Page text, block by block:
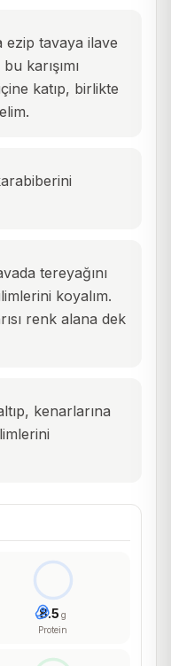
ezip tavaya ilave
karışımı
katıp, birlikte
tereyağını
koyalım.
renk alana dek
kenarlarına
8.5 g
Protein